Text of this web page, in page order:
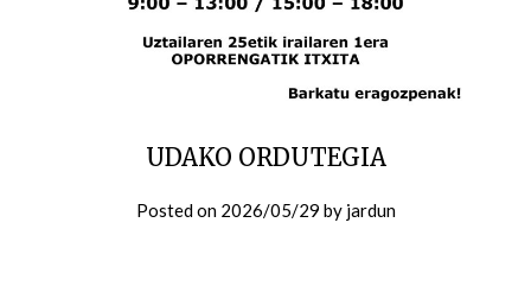
UDAKO ORDUTEGIA
Posted on 2026/05/29 by jardun